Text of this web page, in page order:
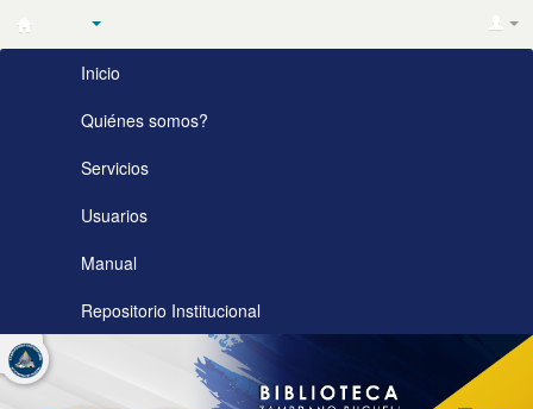
Biblioteca
Zambrano
Bucheli
AUNAR
Inicio
Quiénes somos?
Servicios
Usuarios
Manual
Repositorio Institucional